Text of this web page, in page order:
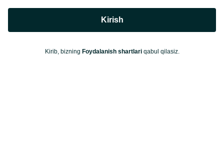
Kirish
Kirib, bizning Foydalanish shartlariqabul qilasiz.